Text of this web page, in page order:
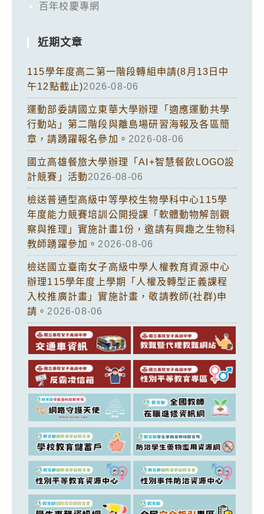
百年校慶專網
近期文章
115學年度高二第一階段轉組申請(8月13日中
午12點截止)2026-08-06
運動部委請國立東華大學辦理「適應運動共學
行動站」第二階段與離島場研習海報及各區簡
章，請踴躍報名參加。 2026-08-06
國立高雄餐旅大學辦理「AI+智慧餐飲LOGO設
計競賽」活動2026-08-06
檢送普通型高級中等學校生物學科中心115學
年度能力競賽培訓公開授課「軟體動物解剖觀
察與推理」實施計畫1份，邀請有興趣之生物科
教師踴躍參加。 2026-08-06
檢送國立臺南女子高級中學人權教育資源中心
辦理115學年度上學期「人權及轉型正義課程
入校推廣計畫」實施計畫，敬請教師(社群)申
請。 2026-08-06